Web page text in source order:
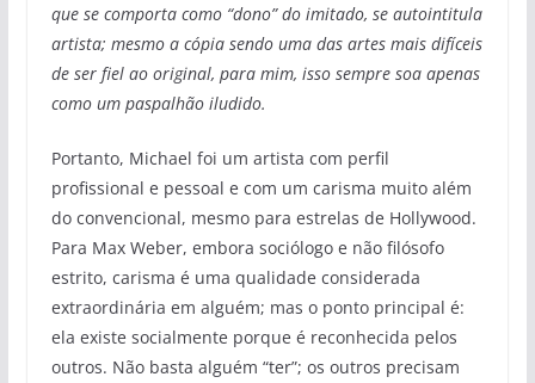
que se comporta como “dono” do imitado, se autointitula
artista; mesmo a cópia sendo uma das artes mais difíceis
de ser fiel ao original, para mim, isso sempre soa apenas
como um paspalhão iludido.
Portanto, Michael foi um artista com perfil
profissional e pessoal e com um carisma muito além
do convencional, mesmo para estrelas de Hollywood.
Para Max Weber, embora sociólogo e não filósofo
estrito, carisma é uma qualidade considerada
extraordinária em alguém; mas o ponto principal é:
ela existe socialmente porque é reconhecida pelos
outros. Não basta alguém “ter”; os outros precisam